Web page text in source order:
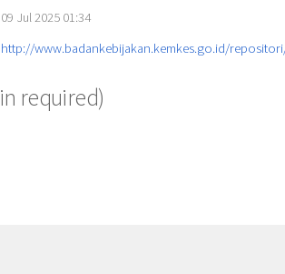
09 Jul 2025 01:34
http://www.badankebijakan.kemkes.go.id/
required)